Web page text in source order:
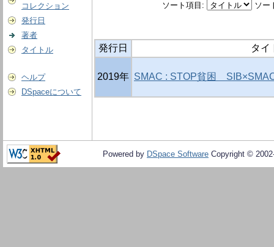
コレクション
発行日
著者
タイトル
ヘルプ
DSpaceについて
ソート項目: ソー
発行日 タイ
2019年 SMAC : STOP貧困
Powered by DSpace Software Copyright ©